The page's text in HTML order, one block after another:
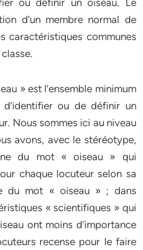
ou définir un oiseau. Le
d’un membre normal de
caractéristiques communes
» est l’ensemble minimum
ou de définir un
Nous sommes ici au niveau
avons, avec le stéréotype,
du mot « oiseau » qui
chaque locuteur selon sa
du mot « oiseau » ; dans
« scientifiques » qui
ont moins d’importance
recense pour le faire